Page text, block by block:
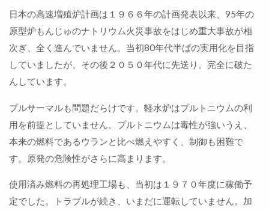
日本の高速増殖炉計画は１９６６年の計画発表以来、95年の
原型炉もんじゅのナトリウム火災事故をはじめ重大事故が相
次ぎ、全く進んでいません。当初80年代半ばの実用化を目指
していましたが、その後２０５０年代に先送り。完全に破た
んしています。
プルサーマルも問題だらけです。軽水炉はプルトニウムの利
用を前提としていません。プルトニウムは毒性が強いうえ、
本来の燃料であるウランと比べ燃えやすく、制御も困難で
す。原発の危険性がさらに高まります。
使用済み燃料の再処理工場も、当初は１９７０年度に稼働予
定でした。トラブルが続き、いまだに運転していません。加